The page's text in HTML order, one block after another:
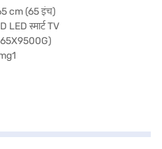
पर 0.5W है. खरीदारी करने के लिए बजाज
पर जाएं और Easy EMIs का लाभ उठाएं.